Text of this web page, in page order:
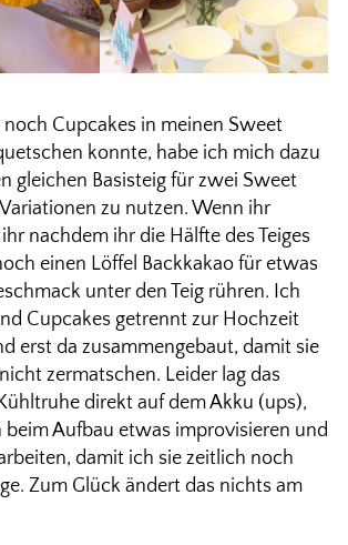
Cupcakes in meinen Sweet
konnte, habe ich mich dazu
gleichen Basisteig für zwei Sweet
zu nutzen. Wenn ihr
nachdem ihr die Hälfte des Teiges
einen Löffel Backkakao für etwas
unter den Teig rühren. Ich
Cupcakes getrennt zur Hochzeit
erst da zusammengebaut, damit sie
zermatschen. Leider lag das
direkt auf dem Akku (ups),
beim Aufbau etwas improvisieren und
damit ich sie zeitlich noch
Zum Glück ändert das nichts am